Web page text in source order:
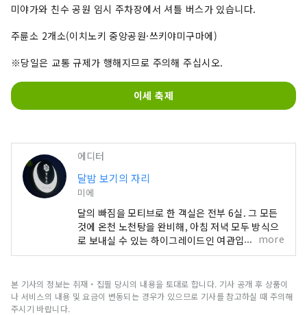
미야가와 친수 공원 임시 주차장에서 셔틀 버스가 있습니다.
주륜소 2개소(이치노키 중앙공원·쓰키야미구마에)
※당일은 교통 규제가 행해지므로 주의해 주십시오.
이세 축제
에디터
달밤 보기의 자리
미에
달의 빠짐을 모티브로 한 객실은 전부 6실. 그 모든
것에 온천 노천탕을 완비해, 아침 저녁 모두 방식으
로 보내실 수 있는 하이그레이드인 여관입니다. 식
사는 마츠자카규와 이세 새우 등 이세시마의 식재료
more
본 기사의 정보는 취재・집필 당시의 내용을 토대로 합니다. 기사 공개 후 상품이
나 서비스의 내용 및 요금이 변동되는 경우가 있으므로 기사를 참고하실 때 주의해
주시기 바랍니다.